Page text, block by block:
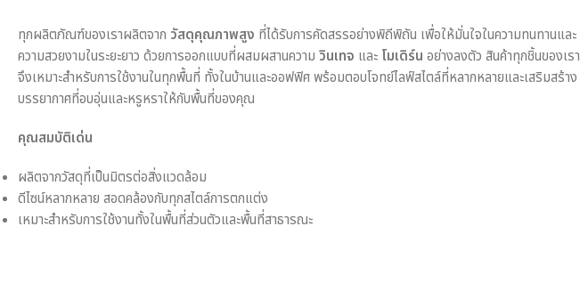
ทุกผลิตภัณฑ์ของเราผลิตจาก วัสดุคุณภาพสูง ที่ได้รับการคัดสรรอย่างพิถีพิถัน เพื่อให้มั่นใจในความทนทานและ
ความสวยงามในระยะยาว ด้วยการออกแบบที่ผสมผสานความ วินเทจ และ โมเดิร์น อย่างลงตัว สินค้าทุกชิ้นของเรา
จึงเหมาะสำหรับการใช้งานในทุกพื้นที่ ทั้งในบ้านและออฟฟิศ พร้อมตอบโจทย์ไลฟ์สไตล์ที่หลากหลายและเสริมสร้าง
บรรยากาศที่อบอุ่นและหรูหราให้กับพื้นที่ของคุณ
คุณสมบัติเด่น
ผลิตจากวัสดุที่เป็นมิตรต่อสิ่งแวดล้อม
ดีไซน์หลากหลาย สอดคล้องกับทุกสไตล์การตกแต่ง
เหมาะสำหรับการใช้งานทั้งในพื้นที่ส่วนตัวและพื้นที่สาธารณะ